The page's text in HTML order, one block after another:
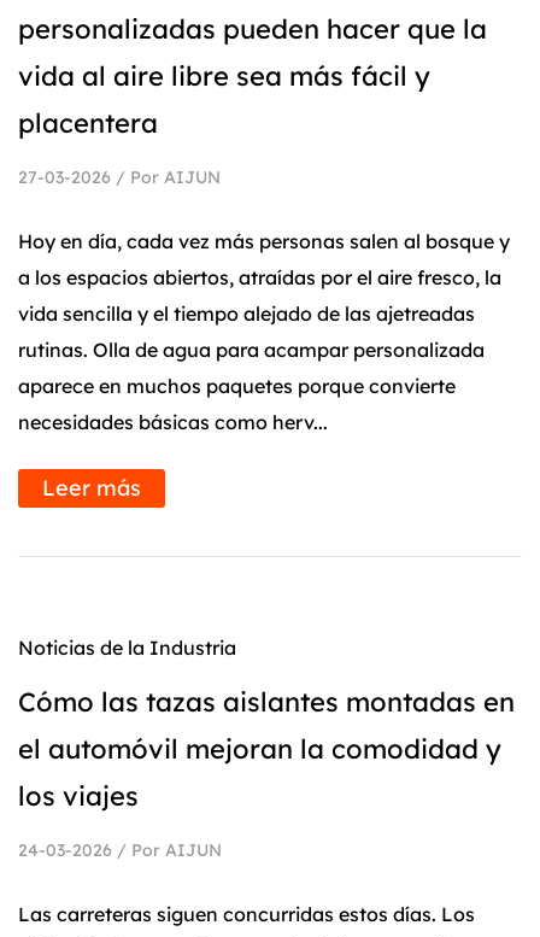
personalizadas pueden hacer que la
vida al aire libre sea más fácil y
placentera
27-03-2026 / Por AIJUN
Hoy en día, cada vez más personas salen al bosque y
a los espacios abiertos, atraídas por el aire fresco, la
vida sencilla y el tiempo alejado de las ajetreadas
rutinas. Olla de agua para acampar personalizada
aparece en muchos paquetes porque convierte
necesidades básicas como herv...
Leer más
Noticias de la Industria
Cómo las tazas aislantes montadas en
el automóvil mejoran la comodidad y
los viajes
24-03-2026 / Por AIJUN
Las carreteras siguen concurridas estos días. Los